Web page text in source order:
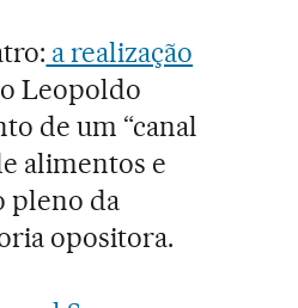
a realização
Leopoldo
de um “canal
alimentos e
pleno da
opositora.